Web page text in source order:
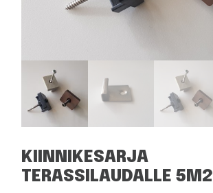
KIINNIKESARJA
TERASSILAUDALLE 5M2